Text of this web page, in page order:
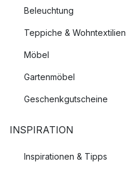
Beleuchtung
Teppiche & Wohntextilien
Möbel
Gartenmöbel
Geschenkgutscheine
INSPIRATION
Inspirationen & Tipps